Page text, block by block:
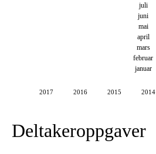
juli
juni
mai
april
mars
februar
januar
2017 2016 2015 2014
Deltakeroppgaver